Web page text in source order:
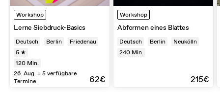
Workshop
Lerne Siebdruck-Basics
Deutsch Berlin
Friedenau
5 ★
120 Min.
26. Aug. + 5 verfügbare
Termine
62€
Workshop
Abformen eines Blattes
Deutsch Berlin
Neukölln
240 Min.
215€